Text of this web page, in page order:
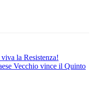
la Resistenza!
Vecchio vince il Quinto